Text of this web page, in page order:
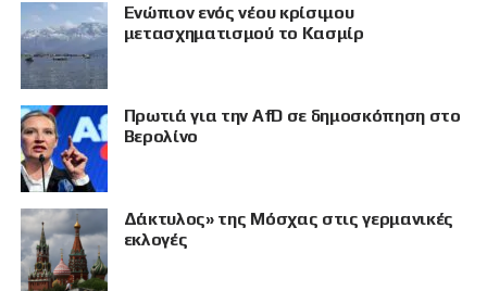
Eνώπιον ενός νέου κρίσιμου
μετασχηματισμού το Κασμίρ
Πρωτιά για την AfD σε δημοσκόπηση στο
Βερολίνο
Δάκτυλος» της Μόσχας στις γερμανικές
εκλογές